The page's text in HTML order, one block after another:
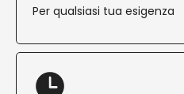
Per qualsiasi tua esigenza